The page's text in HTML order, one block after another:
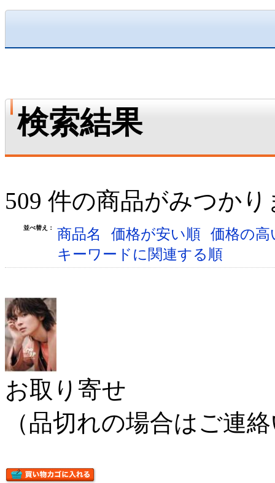
検索結果
509 件の商品がみつか
並べ替え： 商品名 価格が安い順 価格の
キーワードに関連する順
お取り寄せ
（品切れの場合はご連